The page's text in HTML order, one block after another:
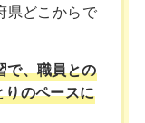
県どこからで
で、職員との
りのペースに